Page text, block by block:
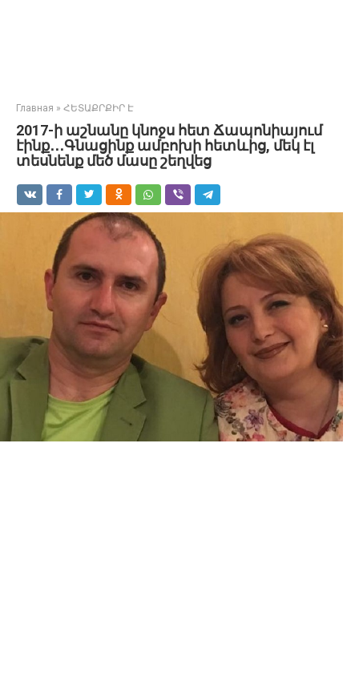
Главная » ՀԵՏԱՔՐՔԻՐ Է
2017-ի աշնանը կնոջս հետ Ճապոնիայում
էինք․․․Գնացինք ամբոխի հետևից, մեկ էլ
տեսնենք մեծ մասը շեղվեց